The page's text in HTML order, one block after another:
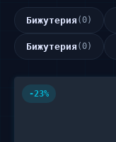
Бижутерия (0)
Бижутерия (0)
-23%